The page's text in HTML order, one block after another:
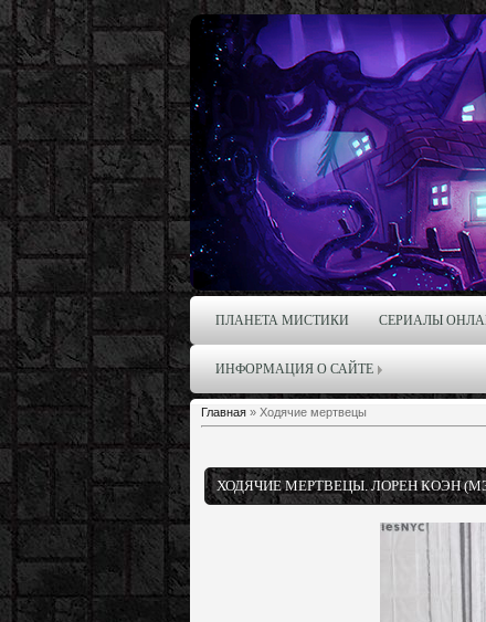
ПЛАНЕТА МИСТИКИ СЕРИАЛЫ
ИНФОРМАЦИЯ О САЙТЕ
Главная » Ходячие мертвецы
ХОДЯЧИЕ МЕРТВЕЦЫ. ЛОРЕН КОЭН